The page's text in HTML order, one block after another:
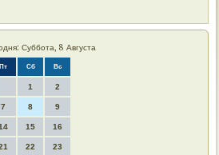
Суббота, 8 Августа
Пт Сб Вс
1 2
7 8 9
15 16
22 23